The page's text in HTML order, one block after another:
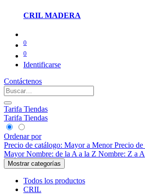
CRIL MADERA
0
0
Identificarse
Contáctenos
Tarifa Tiendas
Tarifa Tiendas
Ordenar por
Precio de catálogo: Mayor a Menor Precio
Mayor Nombre: de la A a la Z Nombre: Z a A
Mostrar categorías
Todos los productos
CRIL